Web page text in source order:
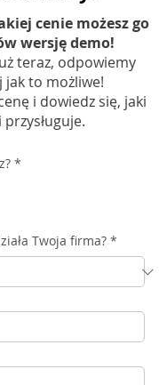
cenie możesz go
wersję demo!
teraz, odpowiemy
jak to możliwe!
i dowiedz się, jaki
*
Twoja firma? *